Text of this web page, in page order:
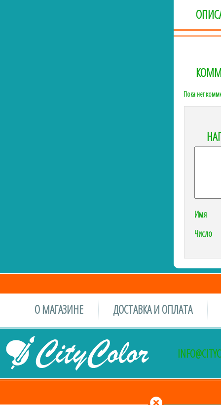
Пока нет
Имя
Число
О МАГАЗИНЕ ДОСТАВКА И ОПЛАТА